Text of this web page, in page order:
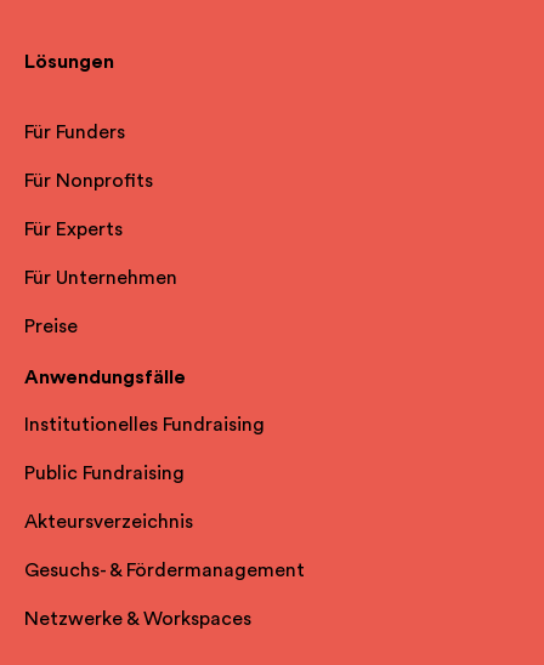
Lösungen
Für Funders
Für Nonprofits
Für Experts
Für Unternehmen
Preise
Anwendungsfälle
Institutionelles Fundraising
Public Fundraising
Akteursverzeichnis
Gesuchs- & Fördermanagement
Netzwerke & Workspaces